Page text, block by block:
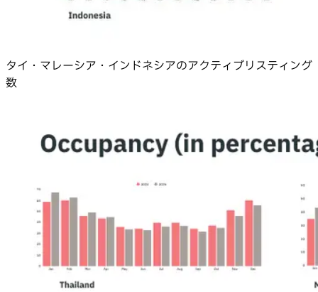
タイ・マレーシア・インドネシアのアクティブリスティング
数